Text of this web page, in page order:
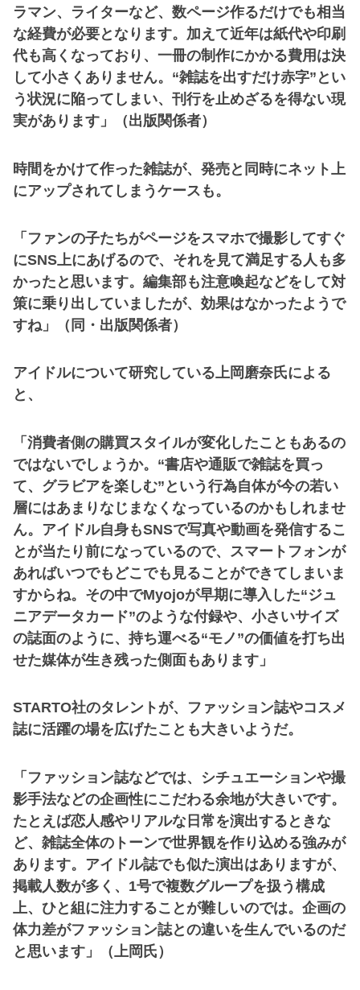
ラマン、ライターなど、数ページ作るだけでも相当
な経費が必要となります。加えて近年は紙代や印刷
代も高くなっており、一冊の制作にかかる費用は決
して小さくありません。“雑誌を出すだけ赤字”とい
う状況に陥ってしまい、刊行を止めざるを得ない現
実があります」（出版関係者）
時間をかけて作った雑誌が、発売と同時にネット上
にアップされてしまうケースも。
「ファンの子たちがページをスマホで撮影してすぐ
にSNS上にあげるので、それを見て満足する人も多
かったと思います。編集部も注意喚起などをして対
策に乗り出していましたが、効果はなかったようで
すね」（同・出版関係者）
アイドルについて研究している上岡磨奈氏による
と、
「消費者側の購買スタイルが変化したこともあるの
ではないでしょうか。“書店や通販で雑誌を買っ
て、グラビアを楽しむ”という行為自体が今の若い
層にはあまりなじまなくなっているのかもしれませ
ん。アイドル自身もSNSで写真や動画を発信するこ
とが当たり前になっているので、スマートフォンが
あればいつでもどこでも見ることができてしまいま
すからね。その中でMyojoが早期に導入した“ジュ
ニアデータカード”のような付録や、小さいサイズ
の誌面のように、持ち運べる“モノ”の価値を打ち出
せた媒体が生き残った側面もあります」
STARTO社のタレントが、ファッション誌やコスメ
誌に活躍の場を広げたことも大きいようだ。
「ファッション誌などでは、シチュエーションや撮
影手法などの企画性にこだわる余地が大きいです。
たとえば恋人感やリアルな日常を演出するときな
ど、雑誌全体のトーンで世界観を作り込める強みが
あります。アイドル誌でも似た演出はありますが、
掲載人数が多く、1号で複数グループを扱う構成
上、ひと組に注力することが難しいのでは。企画の
体力差がファッション誌との違いを生んでいるのだ
と思います」（上岡氏）